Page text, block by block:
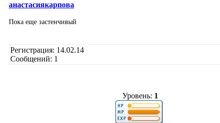
анастасиякарпова
Пока еще застенчивый
Регистрация: 14.02.14
Сообщений: 1
Уровень: 1